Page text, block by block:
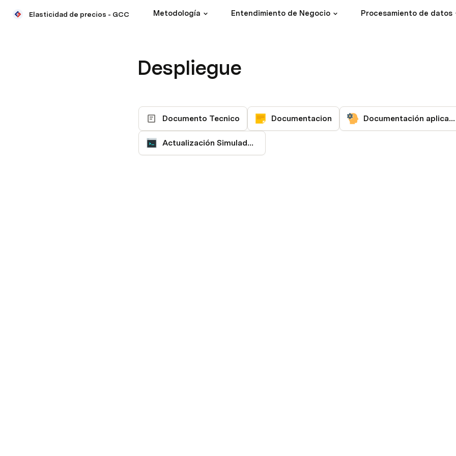
Elasticidad de precios - GCC Metodología Entendimiento de Negocio Procesamiento de datos
Despliegue
Documento Tecnico Documentacion Documentación aplicación
Actualización Simulador GCC